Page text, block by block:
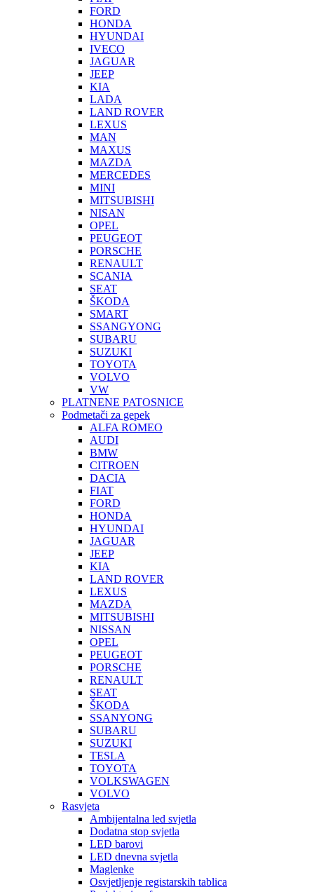
FORD
HONDA
HYUNDAI
IVECO
JAGUAR
JEEP
KIA
LADA
LAND ROVER
LEXUS
MAN
MAXUS
MAZDA
MERCEDES
MINI
MITSUBISHI
NISAN
OPEL
PEUGEOT
PORSCHE
RENAULT
SCANIA
SEAT
ŠKODA
SMART
SSANGYONG
SUBARU
SUZUKI
TOYOTA
VOLVO
VW
PLATNENE PATOSNICE
Podmetači za gepek
ALFA ROMEO
AUDI
BMW
CITROEN
DACIA
FIAT
FORD
HONDA
HYUNDAI
JAGUAR
JEEP
KIA
LAND ROVER
LEXUS
MAZDA
MITSUBISHI
NISSAN
OPEL
PEUGEOT
PORSCHE
RENAULT
SEAT
ŠKODA
SSANYONG
SUBARU
SUZUKI
TESLA
TOYOTA
VOLKSWAGEN
VOLVO
Rasvjeta
Ambijentalna led svjetla
Dodatna stop svjetla
LED barovi
LED dnevna svjetla
Maglenke
Osvjetljenje registarskih tablica